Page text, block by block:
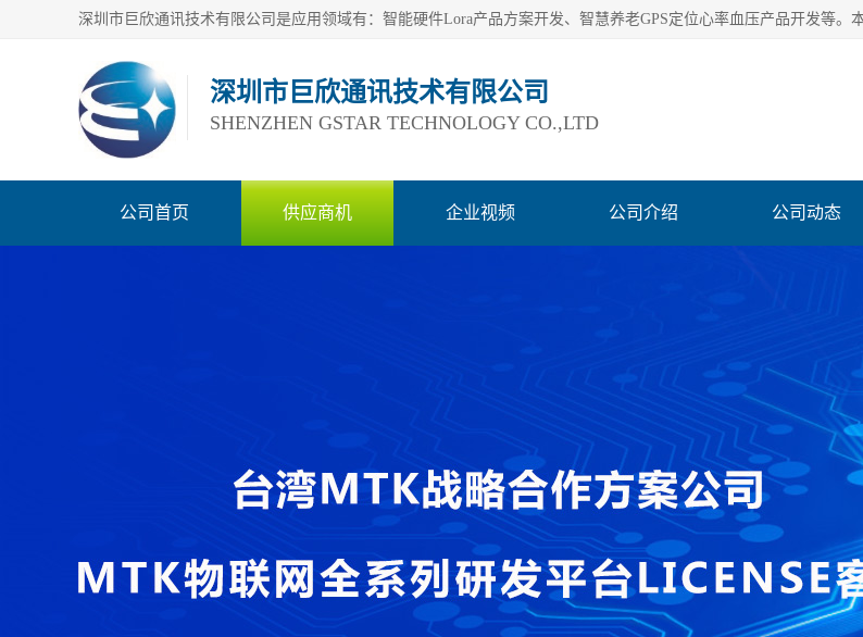
深圳市巨欣通讯技术有限公司
SHENZHEN GSTAR TECHNOLOGY CO.,LTD
公司首页 供应商机 企业视频 公司介绍 公司动态